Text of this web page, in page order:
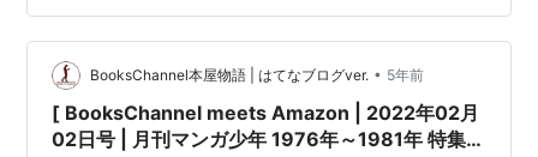
朝日ソノラマ 発売日: 1980/03…
BooksChannel本屋物語 | はてなブログver. • 5年前
[ BooksChannel meets Amazon | 2022年02月
02日号 | 月刊マンガ少年 1976年～1981年 特集 |